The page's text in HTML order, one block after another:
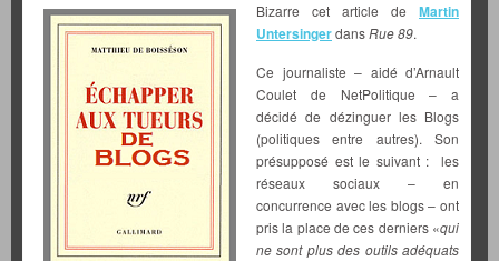
Bizarre cet article de Martin
UntersingerdansRue 89.
Ce journaliste – aidé d’Arnault
Coulet de NetPolitique – a
décidé de dézinguer les Blogs
(politiques entre autres). Son
présupposé est le suivant : les
réseaux sociaux – en
concurrence avec les blogs – ont
pris la place de ces derniers «qui
ne sont plus des outils adéquats